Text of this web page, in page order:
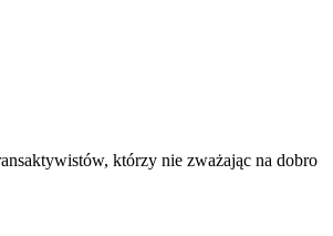
którzy nie zważając na dobro